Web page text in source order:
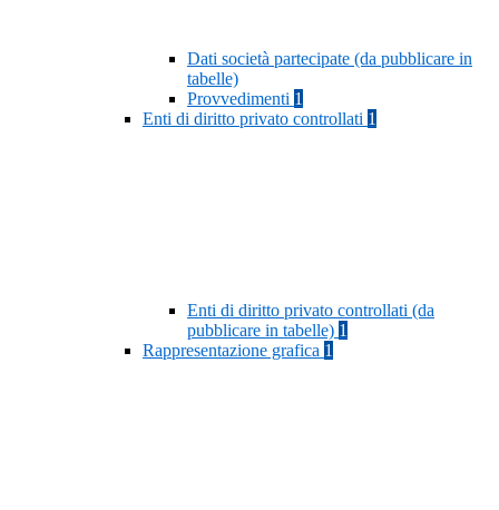
Dati società partecipate (da pubblicare in
tabelle)
Provvedimenti 1
Enti di diritto privato controllati 1
Enti di diritto privato controllati (da
pubblicare in tabelle) 1
Rappresentazione grafica 1